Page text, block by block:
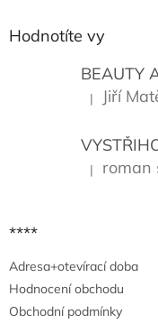
Hodnotíte vy
BEAUTY
Hodnocení
| Jiří
Hodnocení
| roman
****
Adresa+otevírací doba
Hodnocení obchodu
Obchodní podmínky